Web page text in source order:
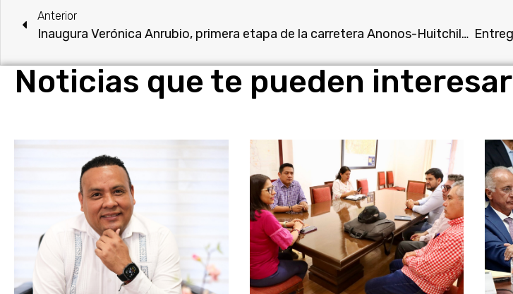
Anterior
Inaugura Verónica Anrubio, primera etapa de la carretera Anonos-Huitchila en Tepalcingo
Noticias que te pueden interesar